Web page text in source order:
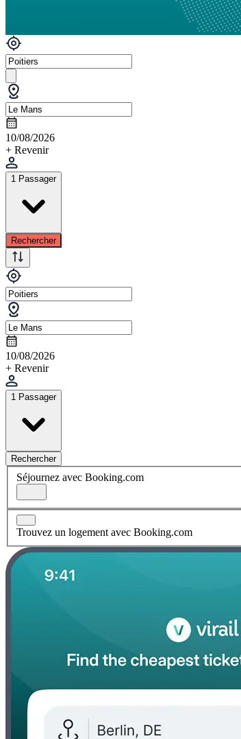
10/08/2026
+ Revenir
1 Passager
Rechercher
10/08/2026
+ Revenir
1 Passager
Rechercher
Séjournez avec Booking.com
Trouvez un logement avec Booking.com